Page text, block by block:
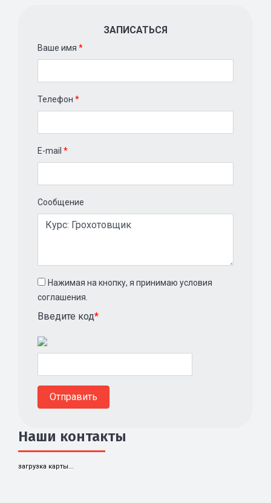
ЗАПИСАТЬСЯ
Ваше имя *
Телефон *
E-mail *
Сообщение
Нажимая на кнопку, я принимаю условия
соглашения.
Введите код*
Наши контакты
загрузка карты...